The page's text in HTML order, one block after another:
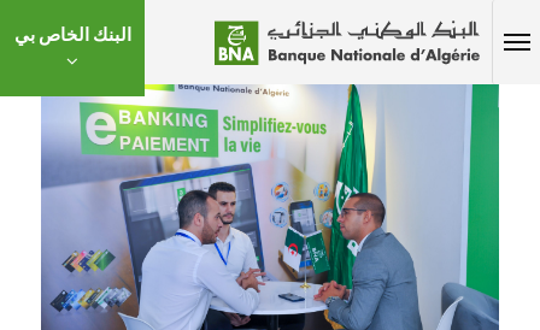
البنك الخاص بي